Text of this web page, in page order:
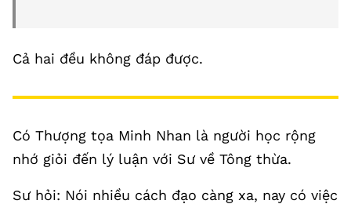
Cả hai đều không đáp được.
Có Thượng tọa Minh Nhan là người học rộng
nhớ giỏi đến lý luận với Sư về Tông thừa.
Sư hỏi: Nói nhiều cách đạo càng xa, nay có việc